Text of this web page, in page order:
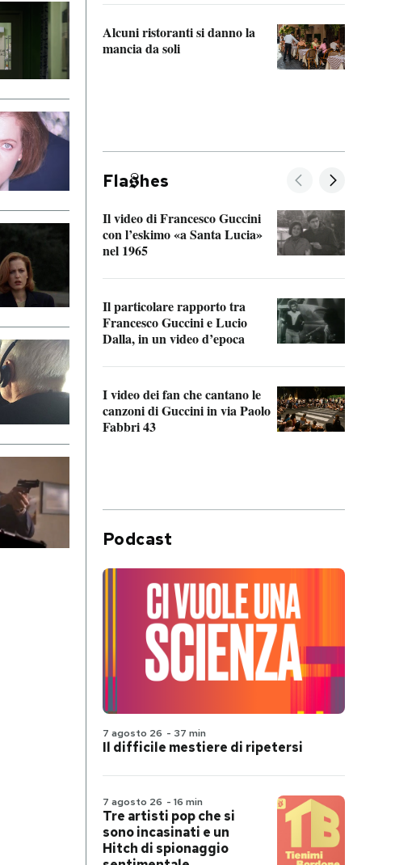
Alcuni ristoranti si danno la
mancia da soli
Fla hes
Il video di Francesco Guccini
con l’eskimo «a Santa Lucia»
nel 1965
Il particolare rapporto tra
Francesco Guccini e Lucio
Dalla, in un video d’epoca
I video dei fan che cantano le
canzoni di Guccini in via Paolo
Fabbri 43
Podcast
7 agosto 26 - 37 min
Il difficile mestiere di ripetersi
7 agosto 26 - 16 min
Tre artisti pop che si
sono incasinati e un
Hitch di spionaggio